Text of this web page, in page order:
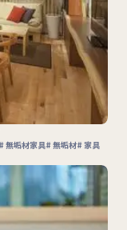
無垢材家具 無垢材 家具